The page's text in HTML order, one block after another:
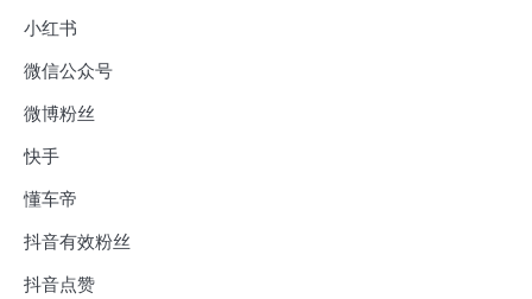
小红书
微信公众号
微博粉丝
快手
懂车帝
抖音有效粉丝
抖音点赞